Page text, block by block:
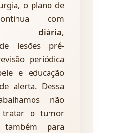
o plano de
com
diária,
lesões pré-
periódica
e educação
alerta. Dessa
não
tratar o tumor
para